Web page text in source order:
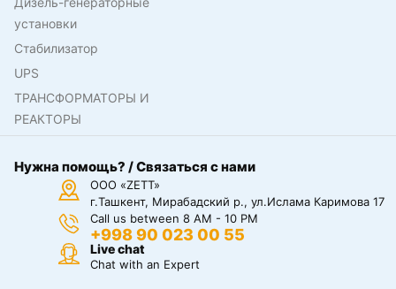
установки
Стабилизатор
UPS
ТРАНСФОРМАТОРЫ И
РЕАКТОРЫ
Нужна помощь? / Связаться с нами
ООО «ZETT»
г.Ташкент, Мирабадский р., ул.Ислама Каримова 17
Call us between 8 AM - 10 PM
+998 90 023 00 55
Live chat
Chat with an Expert